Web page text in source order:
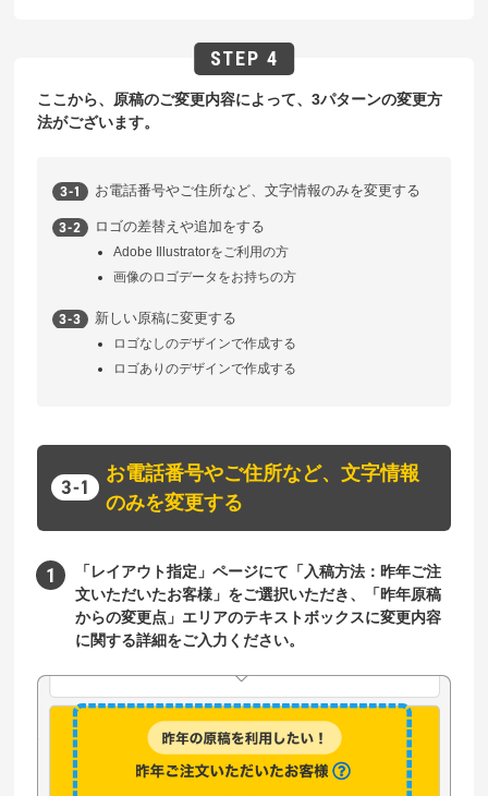
ここから、原稿のご変更内容によって、3パターンの変更方
法がございます。
お電話番号やご住所など、文字情報のみを変更する
ロゴの差替えや追加をする
Adobe Illustratorをご利用の方
画像のロゴデータをお持ちの方
新しい原稿に変更する
ロゴなしのデザインで作成する
ロゴありのデザインで作成する
お電話番号やご住所など、文字情報
のみを変更する
「レイアウト指定」ページにて「入稿方法：昨年ご注
文いただいたお客様」をご選択いただき、「昨年原稿
からの変更点」エリアのテキストボックスに変更内容
に関する詳細をご入力ください。